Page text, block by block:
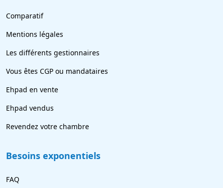
Comparatif
Mentions légales
Les différents gestionnaires
Vous êtes CGP ou mandataires
Ehpad en vente
Ehpad vendus
Revendez votre chambre
Besoins exponentiels
FAQ